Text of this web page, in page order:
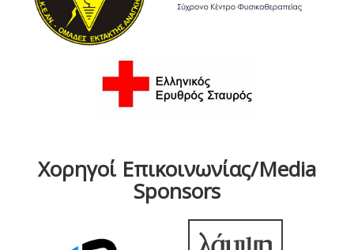
Χορηγοί Επικοινωνίας/Media
Sponsors